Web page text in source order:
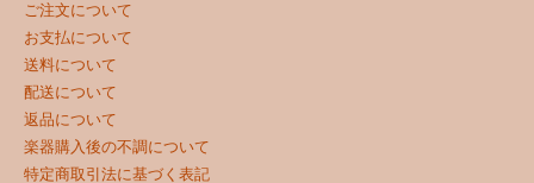
ご注文について
お支払について
送料について
配送について
返品について
楽器購入後の不調について
特定商取引法に基づく表記